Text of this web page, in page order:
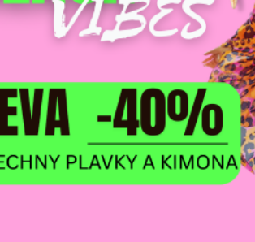
Zeptat se
DOPRAVA ZDARMA
na adresu nebo pobočku
Zásilkovny